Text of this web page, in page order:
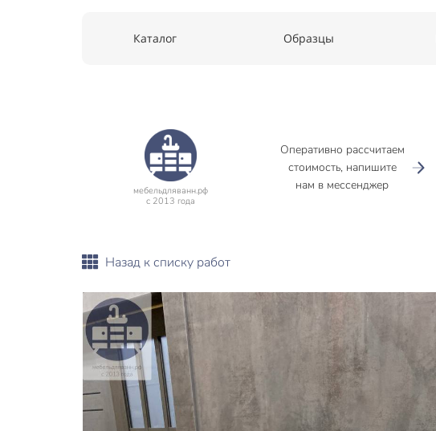
Каталог Образцы
мебельдляванн.рф
с 2013 года
Оперативно рассчитаем
стоимость, напишите
нам в мессенджер
Назад к списку работ